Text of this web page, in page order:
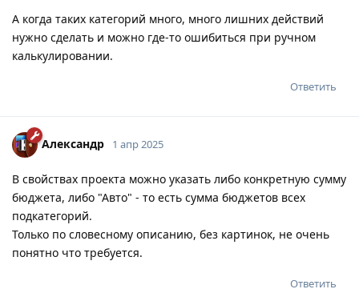
А когда таких категорий много, много лишних действий
нужно сделать и можно где-то ошибиться при ручном
калькулировании.
Ответить
Александр 1 апр 2025
В свойствах проекта можно указать либо конкретную сумму
бюджета, либо "Авто" - то есть сумма бюджетов всех
подкатегорий.
Только по словесному описанию, без картинок, не очень
понятно что требуется.
Ответить